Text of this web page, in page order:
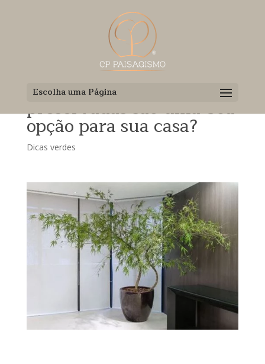
Escolha uma Página
Por que as plantas
preservadas são uma boa
opção para sua casa?
Dicas verdes